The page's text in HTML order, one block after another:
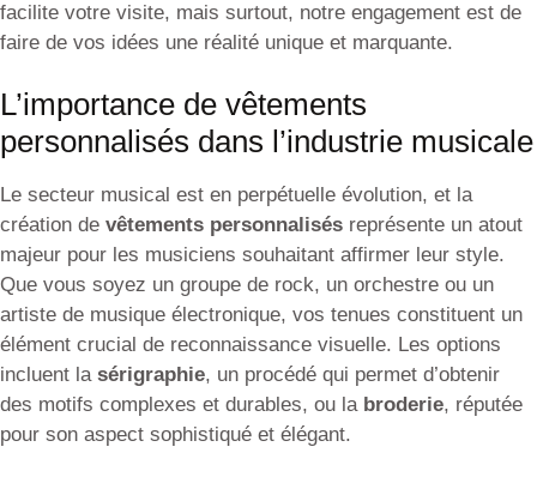
facilite votre visite, mais surtout, notre engagement est de
faire de vos idées une réalité unique et marquante.
L’importance de vêtements
personnalisés dans l’industrie musicale
Le secteur musical est en perpétuelle évolution, et la
création de vêtements personnalisés représente un atout
majeur pour les musiciens souhaitant affirmer leur style.
Que vous soyez un groupe de rock, un orchestre ou un
artiste de musique électronique, vos tenues constituent un
élément crucial de reconnaissance visuelle. Les options
incluent la sérigraphie, un procédé qui permet d’obtenir
des motifs complexes et durables, ou la broderie, réputée
pour son aspect sophistiqué et élégant.